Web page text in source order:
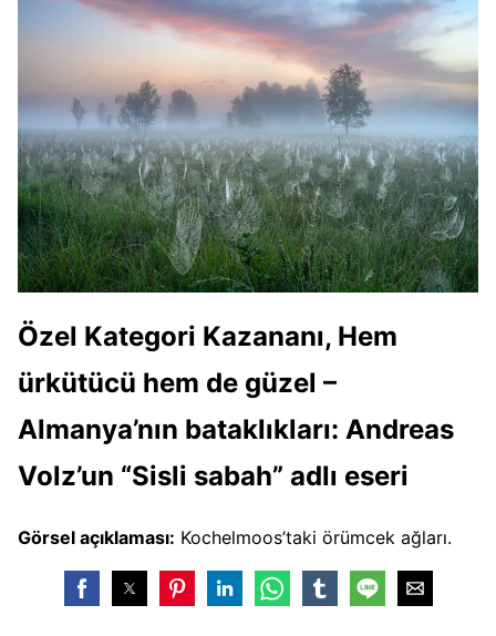
Özel Kategori Kazananı, Hem
ürkütücü hem de güzel –
Almanya’nın bataklıkları: Andreas
Volz’un “Sisli sabah” adlı eseri
Görsel açıklaması: Kochelmoos’taki örümcek ağları.